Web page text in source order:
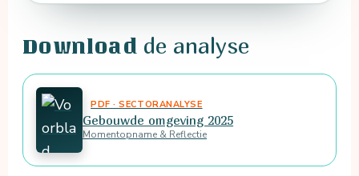
Download de analyse
PDF · SECTORANALYSE
Gebouwde omgeving 2025
Momentopname & Reflectie